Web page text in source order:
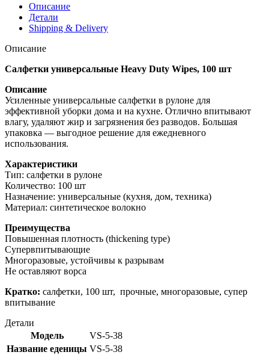
Описание
Детали
Shipping & Delivery
Описание
Салфетки универсальные Heavy Duty Wipes, 100 шт
Описание
Усиленные универсальные салфетки в рулоне для
эффективной уборки дома и на кухне. Отлично впитывают
влагу, удаляют жир и загрязнения без разводов. Большая
упаковка — выгодное решение для ежедневного
использования.
Характеристики
Тип: салфетки в рулоне
Количество: 100 шт
Назначение: универсальные (кухня, дом, техника)
Материал: синтетическое волокно
Преимущества
Повышенная плотность (thickening type)
Супервпитывающие
Многоразовые, устойчивы к разрывам
Не оставляют ворса
Кратко: салфетки, 100 шт, прочные, многоразовые, супер
впитывание
Детали
Модель
VS-5-38
Название еденицы VS-5-38